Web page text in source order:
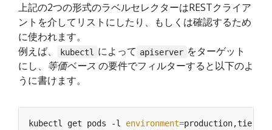
上記の2つの形式のラベルセレクターはRESTクライア
ントを介してリストにしたり、もしくは確認するため
に使われます。
例えば、
kubectl によって apiserver をターゲット
にし、 等価ベース の要件でフィルターすると以下のよ
うに書けます。
kubectl get pods -l environment=production,tier